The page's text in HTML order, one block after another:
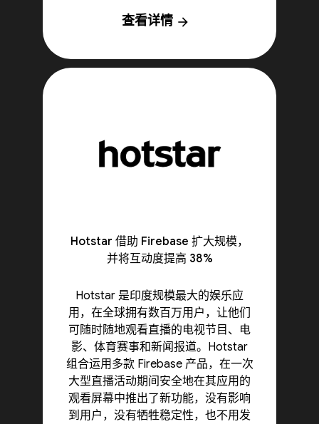
查看详情 arrow_forward
Hotstar 借助 Firebase 扩大规模，
并将互动度提高 38%
Hotstar 是印度规模最大的娱乐应
用，在全球拥有数百万用户，让他们
可随时随地观看直播的电视节目、电
影、体育赛事和新闻报道。Hotstar
组合运用多款 Firebase 产品，在一次
大型直播活动期间安全地在其应用的
观看屏幕中推出了新功能，没有影响
到用户，没有牺牲稳定性，也不用发